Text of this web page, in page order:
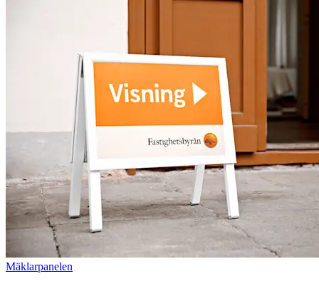
Mäklarpanelen